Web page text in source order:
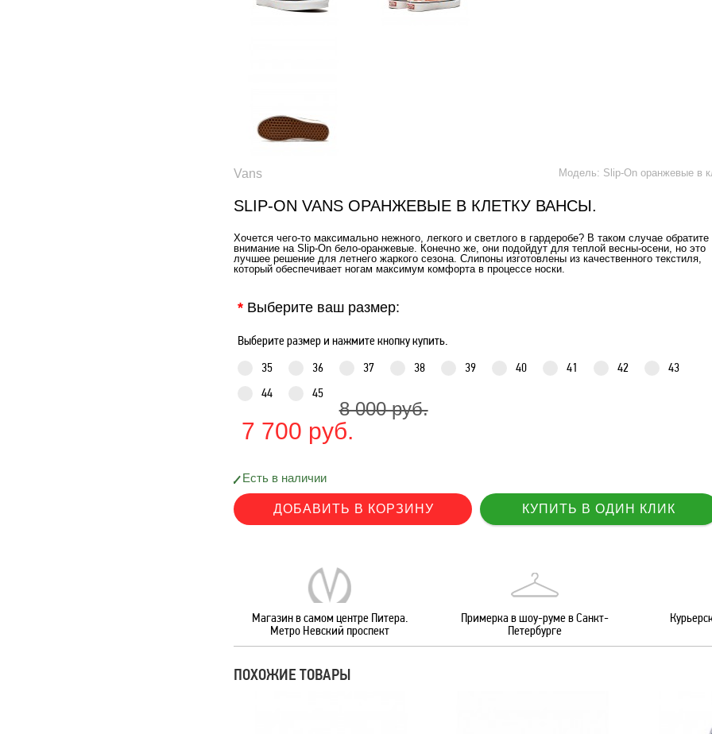
Vans Модель: Slip-On оранжевые в
SLIP-ON VANS ОРАНЖЕВЫЕ В КЛЕТКУ ВАНСЫ.
Хочется чего-то максимально нежного, легкого и светлого в гардеробе? В таком случае обратите
внимание на Slip-On бело-оранжевые. Конечно же, они подойдут для теплой весны-осени, но это
лучшее решение для летнего жаркого сезона. Слипоны изготовлены из качественного текстиля,
который обеспечивает ногам максимум комфорта в процессе носки.
*Выберите ваш размер:
Выберите размер и нажмите кнопку купить.
35 36 37 38 39 40 41 42
43
44
45
8 000 руб.
7 700 руб.
Есть в наличии
Магазин в самом центре Питера.
Метро Невский проспект
Примерка в шоу-руме в Санкт-
Петербурге
ПОХОЖИЕ ТОВАРЫ